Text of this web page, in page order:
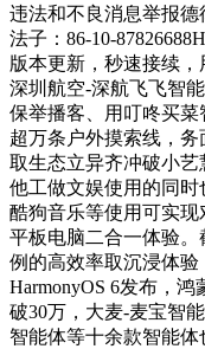
违法和不良消息举报
法子：86-10-
版本更新，秒速接续
深圳航空-深航飞飞智
保举播客、用叮咚买菜
超万条户外摸索线，
取生态立异齐冲破小
他工做文娱使用的同时
酷狗音乐等使用可实
平板电脑二合一体验
例的高效率取沉浸体验
HarmonyOS 6发布，
破30万，大麦-麦宝智
智能体等十余款智能